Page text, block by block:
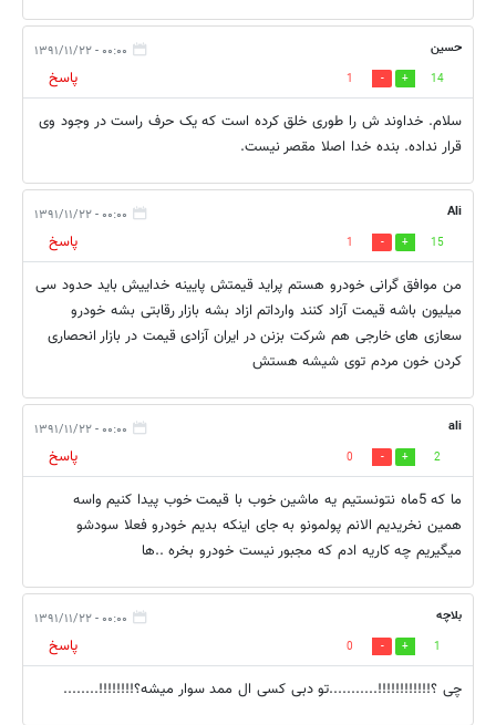
حسین ۰۰:۰۰ - ۱۳۹۱/۱۱/۲۲
14
1
پاسخ
سلام. خداوند ش را طوری خلق کرده است که یک حرف راست در وجود وی
قرار نداده. بنده خدا اصلا مقصر نیست.
Ali ۰۰:۰۰ - ۱۳۹۱/۱۱/۲۲
15
1
پاسخ
من موافق گرانی خودرو هستم پراید قیمتش پایینه خداییش باید حدود سی
میلیون باشه قیمت آزاد کنند وارداتم ازاد بشه بازار رقابتی بشه خودرو
سعازی های خارجی هم شرکت بزنن در ایران آزادی قیمت در بازار انحصاری
کردن خون مردم توی شیشه هستش
ali ۰۰:۰۰ - ۱۳۹۱/۱۱/۲۲
2
0
پاسخ
ما که 5ماه نتونستیم یه ماشین خوب با قیمت خوب پیدا کنیم واسه
همین نخریدیم الانم پولمونو به جای اینکه بدیم خودرو فعلا سودشو
میگیریم چه کاریه ادم که مجبور نیست خودرو بخره ..ها
بلاچه ۰۰:۰۰ - ۱۳۹۱/۱۱/۲۲
1
0
پاسخ
چی ؟!!!!!!!!!!!!...........تو دبی کسی ال ممد سوار میشه؟!!!!!!!!........